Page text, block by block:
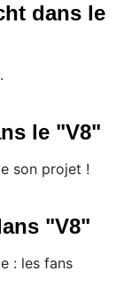
dans le
le "V8"
son projet !
"V8"
: les fans